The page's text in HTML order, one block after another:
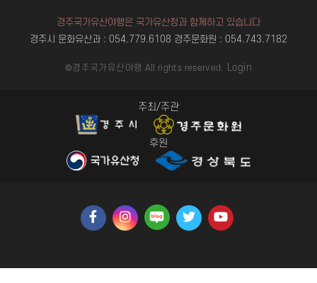
경주국가유산야행은 국가유산청과 함께하고 있습니다
경주시 문화유산과 : 054.779.6108 경주문화원 : 054.743.7182
©경주국가유산야행 All rights reserved. Login
주최/주관
후원